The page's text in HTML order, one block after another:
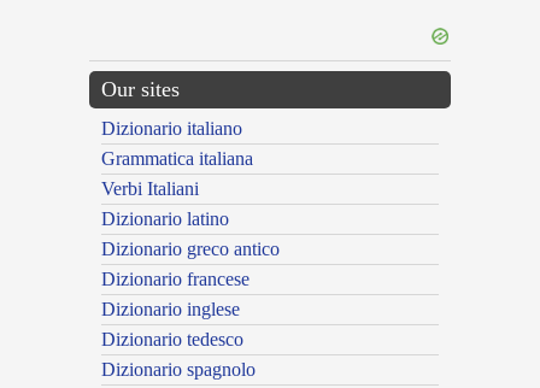
Our sites
Dizionario italiano
Grammatica italiana
Verbi Italiani
Dizionario latino
Dizionario greco antico
Dizionario francese
Dizionario inglese
Dizionario tedesco
Dizionario spagnolo